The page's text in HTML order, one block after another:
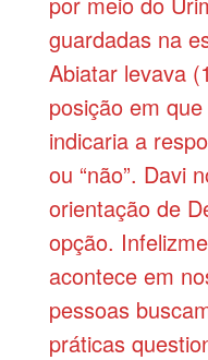
guardadas na
Abiatar levava
posição em
indicaria a
ou “não”. Davi
orientação de
opção.
acontece em
pessoas
práticas